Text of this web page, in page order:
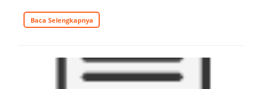
Baca Selengkapnya